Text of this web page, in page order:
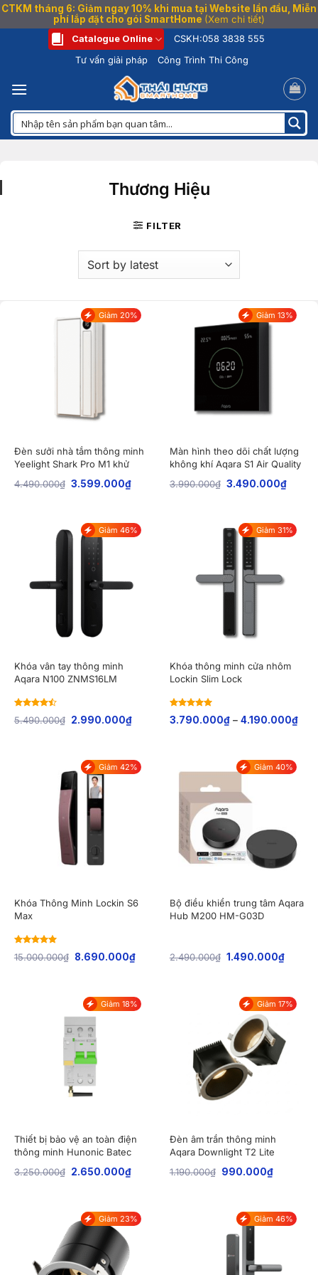
CTKM tháng 6: Giảm ngay 10% khi mua tại Website lần đầu, Miễn
phí lắp đặt cho gói SmartHome (Xem chi tiết)
dung
Catalogue Online CSKH:058 3838 555
Tư vấn giải pháp
Công Trình Thi Công
Thương Hiệu
FILTER
Giảm 20%
Đèn sưởi nhà tắm thông minh
Yeelight Shark Pro M1 khử
4.490.000₫ 3.599.000₫
Giảm 13%
Màn hình theo dõi chất lượng
không khí Aqara S1 Air Quality
3.990.000₫ 3.490.000₫
Giảm 46%
Khóa vân tay thông minh
Aqara N100 ZNMS16LM
Rated
4.44out
5.490.000₫ 2.990.000₫
Giảm 31%
Khóa thông minh cửa nhôm
Lockin Slim Lock
Rated 5out
of 5
3.790.000₫– 4.190.000₫
Giảm 42%
Khóa Thông Minh Lockin S6
Max
Rated 5out
of 5
15.000.000₫ 8.690.000₫
Giảm 40%
Bộ điều khiển trung tâm Aqara
Hub M200 HM-G03D
2.490.000₫ 1.490.000₫
Giảm 18%
Thiết bị bảo vệ an toàn điện
thông minh Hunonic Batec
3.250.000₫ 2.650.000₫
Giảm 17%
Đèn âm trần thông minh
Aqara Downlight T2 Lite
1.190.000₫ 990.000₫
Giảm 23% Giảm 46%